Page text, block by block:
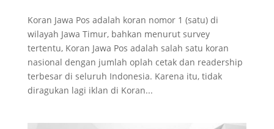
Koran Jawa Pos adalah koran nomor 1 (satu) di
wilayah Jawa Timur, bahkan menurut survey
tertentu, Koran Jawa Pos adalah salah satu koran
nasional dengan jumlah oplah cetak dan readership
terbesar di seluruh Indonesia. Karena itu, tidak
diragukan lagi iklan di Koran...